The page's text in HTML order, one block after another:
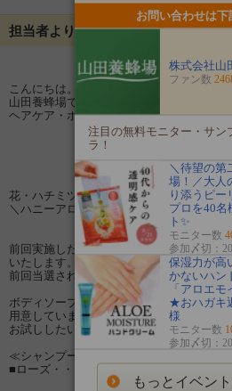
担当者よりメッセージ
こんにちは。山田養蜂場の鈴木です。
山田養蜂場ではハチミツと天然精油を使用
ヘアケア・ボディケアのサンプルモニター
花・ハチミツ・天然精油を贅沢に使った
＼ハニーアロマ サンプルモニター 200
前回実施した現品モニター募集で大反響
いたします。
前回当選されなかった方も是非ご参加くだ
ボディソープと、3種のヘアケア（シャン
用意しています。
お試ししたい商品を選んでご参加ください
≪シャンプー・コンディショナー≫
■ローズ・・・・・高い潤い力で髪をダメ
潤いと艶のしっとり髪
お問い合わせは下
株式会社山
ファン数
注目の無料モニター・サン
ラ！
＼待望の第
場！／大人
り添うピー
プロを40名
ト✨
モニター数
参加〆切：
保湿力が高
かないハン
「アロエモ
★おハガキ
様
モニター数
参加〆切：
もっとイベン